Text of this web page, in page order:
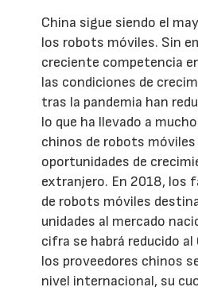
China sigue siendo el
los robots móviles. Sin
creciente competencia
las condiciones de
tras la pandemia han
lo que ha llevado a
chinos de robots móviles
oportunidades de
extranjero. En 2018, los
de robots móviles
unidades al mercado
cifra se habrá reducido al
los proveedores chinos
nivel internacional, su